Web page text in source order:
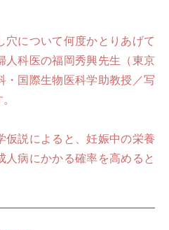
穴について何度かとりあげて
人科医の福岡秀興先生（東京
・国際生物医科学助教授／写
仮説によると、妊娠中の栄養
病にかかる確率を高めると